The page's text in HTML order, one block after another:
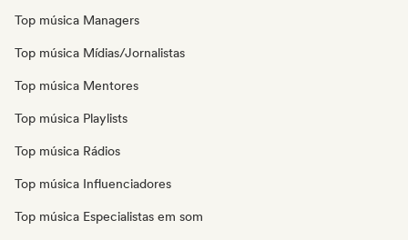
Top música Managers
Top música Mídias/Jornalistas
Top música Mentores
Top música Playlists
Top música Rádios
Top música Influenciadores
Top música Especialistas em som